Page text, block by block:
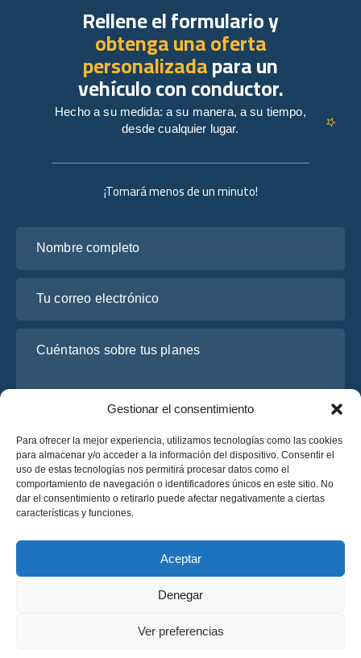
Gestionar el consentimiento
Para ofrecer la mejor experiencia, utilizamos tecnologías como las cookies
para almacenar y/o acceder a la información del dispositivo. Consentir el
uso de estas tecnologías nos permitirá procesar datos como el
comportamiento de navegación o identificadores únicos en este sitio. No
dar el consentimiento o retirarlo puede afectar negativamente a ciertas
características y funciones.
Aceptar
Denegar
Ver preferencias
© 2025 OsaBus © Todos los derechos reservados.
¡Tomará menos de un minuto!
He leído y acepto laPolítica de Privacidadde OsaBus.
Solicite un presupuesto
Solicite un presupuesto
Rellene el formulario y
obtenga una oferta
personalizadapara un
vehículo con conductor.
Hecho a su medida: a su manera, a su tiempo,
desde cualquier lugar.